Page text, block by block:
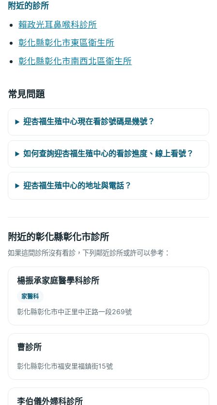
附近的診所
賴政光耳鼻喉科診所
彰化縣彰化市東區衛生所
彰化縣彰化市南西北區衛生所
常見問題
迎杏福生殖中心現在看診號碼是幾號？
如何查詢迎杏福生殖中心的看診進度、線上看號？
迎杏福生殖中心的地址與電話？
附近的彰化縣彰化市診所
如果這間診所沒有看診，下列鄰近診所或許可以參考：
楊振承家庭醫學科診所
家醫科
彰化縣彰化市中正里中正路一段269號
曹診所
彰化縣彰化市福安里福鎮街15號
李伯儀外婦科診所